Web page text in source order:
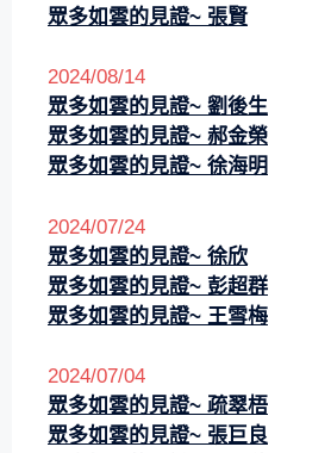
眾多如雲的見證~ 張賢
2024/08/14
眾多如雲的見證~ 劉後生
眾多如雲的見證~ 郝金榮
眾多如雲的見證~ 徐海明
2024/07/24
眾多如雲的見證~ 徐欣
眾多如雲的見證~ 彭超群
眾多如雲的見證~ 王雪梅
2024/07/04
眾多如雲的見證~ 疏翠梧
眾多如雲的見證~ 張巨良